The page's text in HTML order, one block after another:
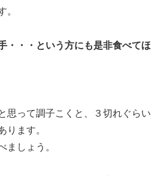
。
・・・という方にも是非食べてほ
思って調子こくと、３切れぐらい
ります。
ましょう。